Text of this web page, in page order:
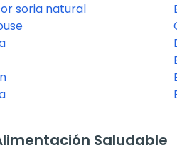
soria natural
Saludable